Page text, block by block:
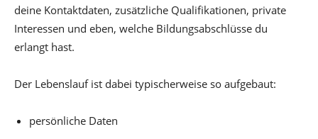
deine Kontaktdaten, zusätzliche Qualifikationen, private
Interessen und eben, welche Bildungsabschlüsse du
erlangt hast.
Der Lebenslauf ist dabei typischerweise so aufgebaut:
persönliche Daten